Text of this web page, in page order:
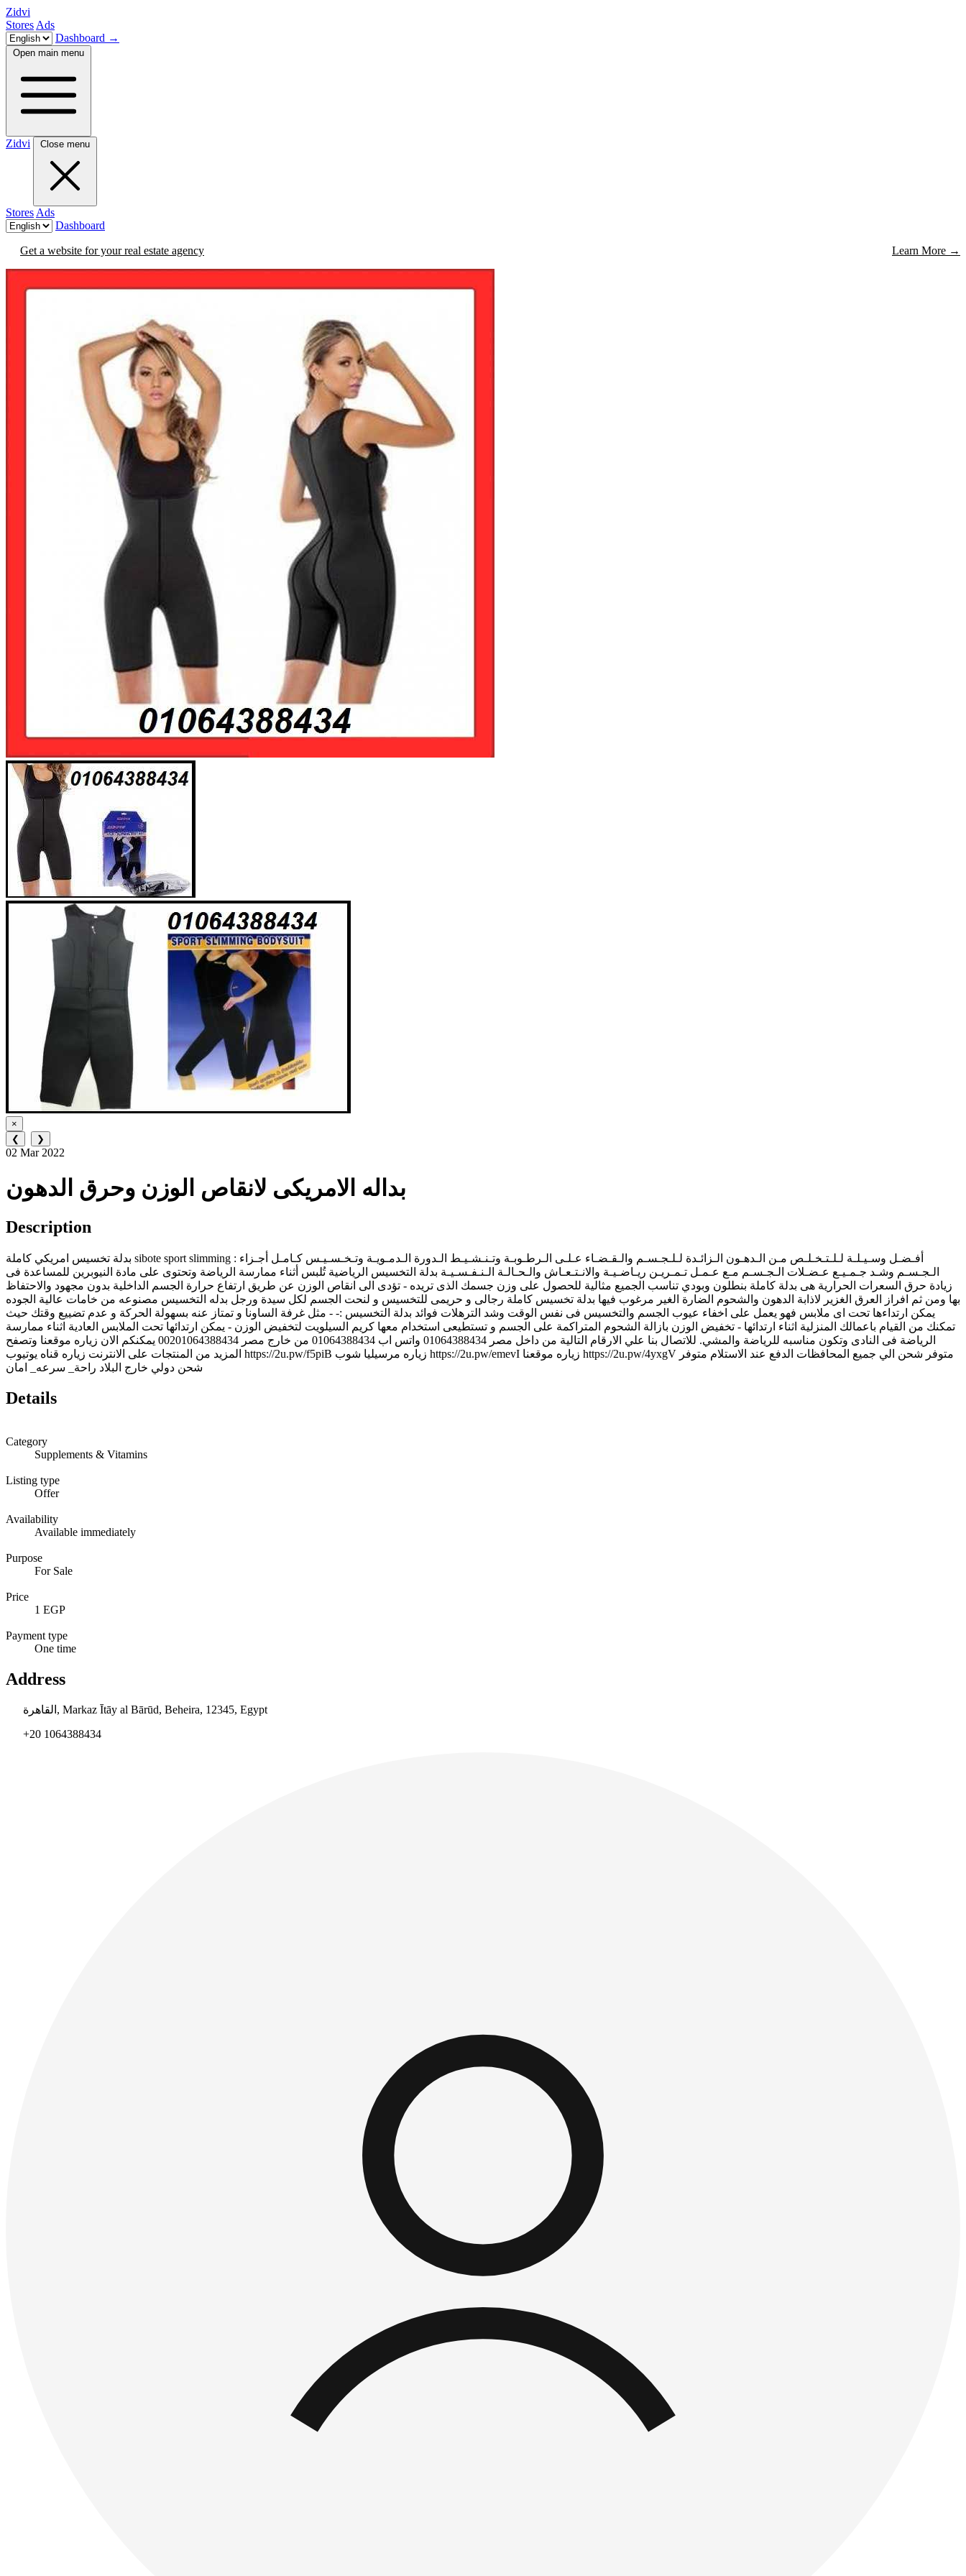
Zidvi
Stores Ads
Dashboard →
Open main menu
Zidvi Close menu
Stores Ads
Dashboard
Get a website for your real estate agency Learn More →
×
❮
❯
02 Mar 2022
بداله الامريكى لانقاص الوزن وحرق الدهون
Description
بدلة تخسيس امريكي كاملة sibote sport slimming : أفـضـل وسـيـلـة لـلـتـخـلـص مـن الـدهـون الـزائـدة لـلـجـسـم والـقـضـاء عـلـى الـرطـوبـة وتـنـشـيـط الـدورة الـدمـويـة وتـخـسـيـس كـامـل أجـزاء
الـجـسـم وشـد جـمـيـع عـضـلات الـجـسـم مـع عـمـل تـمـريـن ريـاضـيـة والانـتـعـاش والـحـالـة الـنـفـسـيـة بدلة التخسيس الرياضية تُلبس أثناء ممارسة الرياضة وتحتوى على مادة النيوبرين للمساعدة فى
زيادة حرق السعرات الحرارية هى بدلة كاملة بنطلون وبودي تناسب الجميع مثالية للحصول على وزن جسمك الذى تريده - تؤدى الى انقاص الوزن عن طريق ارتفاع حرارة الجسم الداخلية بدون مجهود والاحتفاظ
بها ومن ثم افراز العرق الغزير لاذابة الدهون والشحوم الضارة الغير مرغوب فيها بدلة تخسيس كاملة رجالى و حريمى للتخسيس و لنحت الجسم لكل سيدة ورجل بدله التخسيس مصنوعه من خامات عالية الجوده
يمكن ارتداءها تحت اى ملابس فهو يعمل على اخفاء عيوب الجسم والتخسيس فى نفس الوقت وشد الترهلات فوائد بدلة التخسيس :- - مثل غرفة الساونا و تمتاز عنه بسهولة الحركة و عدم تضييع وقتك حيث
تمكنك من القيام باعمالك المنزلية اثناء ارتدائها - تخفيض الوزن بازالة الشحوم المتراكمة على الجسم و تستطيعى استخدام معها كريم السيلويت لتخفيض الوزن - يمكن ارتدائها تحت الملابس العادية اثناء ممارسة
الرياضة فى النادى وتكون مناسبه للرياضة والمشي. للاتصال بنا علي الارقام التالية من داخل مصر 01064388434 واتس اب 01064388434 من خارج مصر 00201064388434 يمكنكم الان زياره موقعنا وتصفح
المزيد من المنتجات على الانترنت زياره قناه يوتيوب https://2u.pw/f5piB زياره مرسيليا شوب https://2u.pw/emevI زياره موقعنا https://2u.pw/4yxgV متوفر شحن الي جميع المحافظات الدفع عند الاستلام متوفر
شحن دولي خارج البلاد راحة_ سرعه_ امان
Details
Category
Supplements & Vitamins
Listing type
Offer
Availability
Available immediately
Purpose
For Sale
Price
1 EGP
Payment type
One time
Address
القاهرة, Markaz Ītāy al Bārūd, Beheira, 12345, Egypt
+20 1064388434